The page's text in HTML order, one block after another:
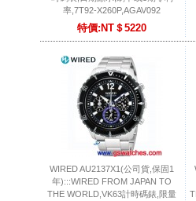
率,7T92-X260P,AGAV092
特價:NT＄5220
WIRED AU2137X1(公司貨,保固1
年):::WIRED FROM JAPAN TO
THE WORLD,VK63計時碼錶,限量